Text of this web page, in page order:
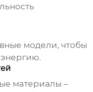
модели, чтобы
материалы –